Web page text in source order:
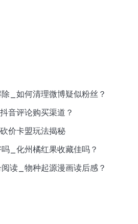
_如何清理微博疑似粉丝？
音评论购买渠道？
价卡盟玩法揭秘
_化州橘红果收藏佳吗？
读_物种起源漫画读后感？